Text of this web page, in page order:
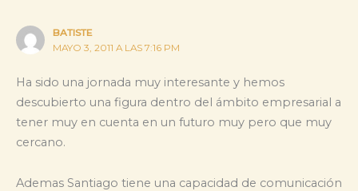
BATISTE
MAYO 3, 2011 A LAS 7:16 PM
Ha sido una jornada muy interesante y hemos
descubierto una figura dentro del ámbito empresarial a
tener muy en cuenta en un futuro muy pero que muy
cercano.
Ademas Santiago tiene una capacidad de comunicación